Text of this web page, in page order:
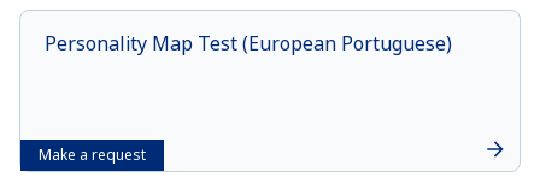
Make a request
Personality Map Test (European Portuguese)